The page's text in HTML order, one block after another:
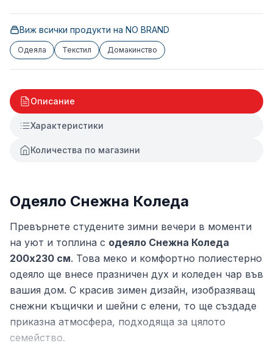
Виж всички продукти на NO BRAND
Одеяла Текстил Домакинство
Описание
Характеристики
Количества по магазини
Одеяло Снежна Коледа
Превърнете студените зимни вечери в моменти
на уют и топлина с одеяло Снежна Коледа
200x230 см. Това меко и комфортно полиестерно
одеяло ще внесе празничен дух и коледен чар във
вашия дом. С красив зимен дизайн, изобразяващ
снежни къщички и шейни с елени, то ще създаде
приказна атмосфера, подходяща за цялото
семейство.